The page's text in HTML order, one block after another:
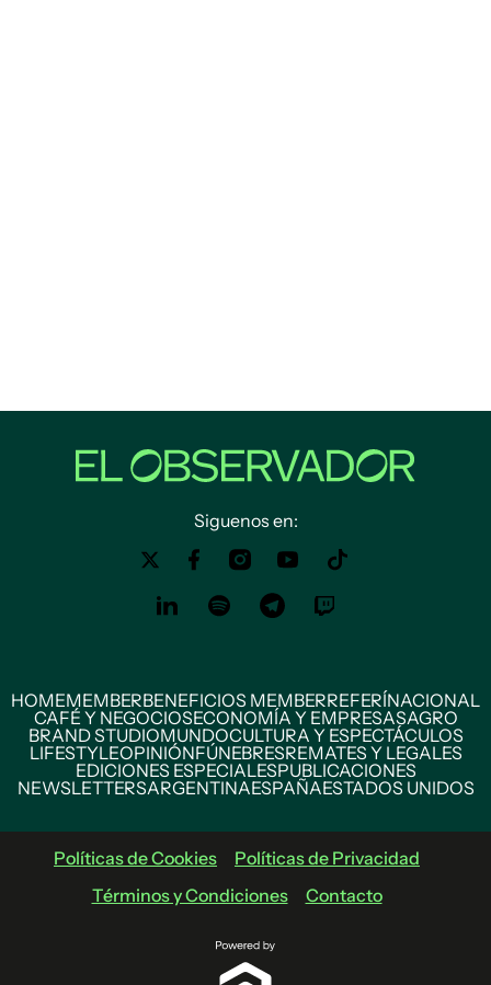
Siguenos en:
HOMEMEMBERBENEFICIOS MEMBERREFERÍNACIONAL
CAFÉ Y NEGOCIOSECONOMÍA Y EMPRESASAGRO
BRAND STUDIOMUNDOCULTURA Y ESPECTÁCULOS
LIFESTYLEOPINIÓNFÚNEBRESREMATES Y LEGALES
EDICIONES ESPECIALESPUBLICACIONES
NEWSLETTERSARGENTINAESPAÑAESTADOS UNIDOS
Políticas de Cookies
Políticas de Privacidad
Términos y Condiciones
Contacto